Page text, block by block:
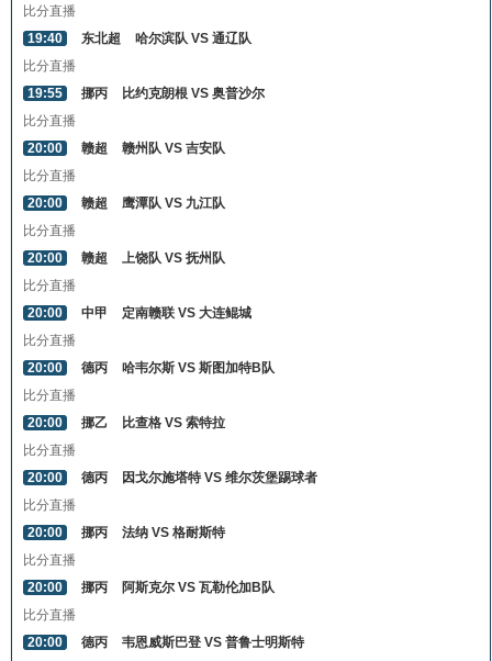
比分直播
19:40
东北超
哈尔滨队 VS 通辽队
比分直播
19:55
挪丙
比约克朗根 VS 奥普沙尔
比分直播
20:00
赣超
赣州队 VS 吉安队
比分直播
20:00
赣超
鹰潭队 VS 九江队
比分直播
20:00
赣超
上饶队 VS 抚州队
比分直播
20:00
中甲
定南赣联 VS 大连鲲城
比分直播
20:00
德丙
哈韦尔斯 VS 斯图加特B队
比分直播
20:00
挪乙
比查格 VS 索特拉
比分直播
20:00
德丙
因戈尔施塔特 VS 维尔茨堡踢球者
比分直播
20:00
挪丙
法纳 VS 格耐斯特
比分直播
20:00
挪丙
阿斯克尔 VS 瓦勒伦加B队
比分直播
20:00
德丙
韦恩威斯巴登 VS 普鲁士明斯特